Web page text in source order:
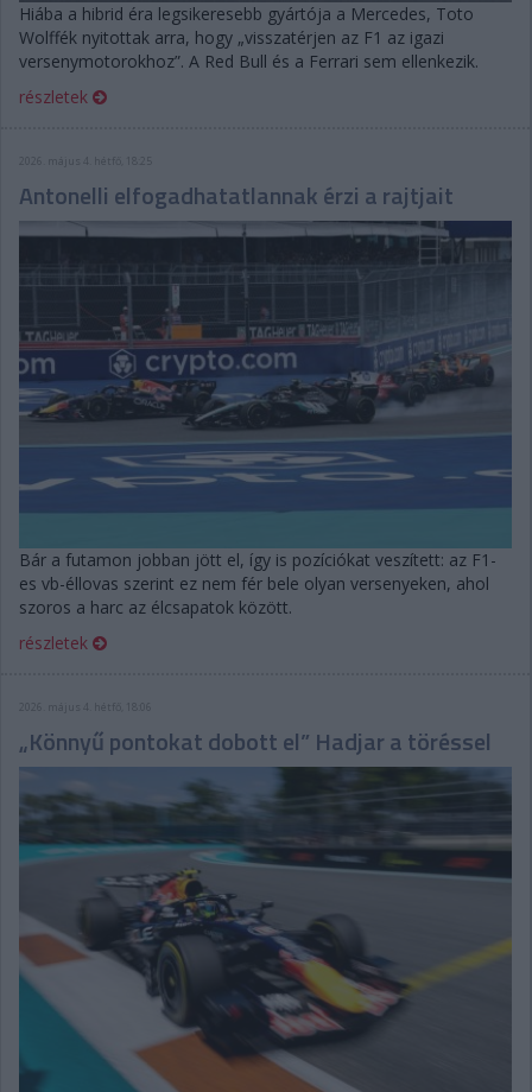
Hiába a hibrid éra legsikeresebb gyártója a Mercedes, Toto
Wolffék nyitottak arra, hogy „visszatérjen az F1 az igazi
versenymotorokhoz”. A Red Bull és a Ferrari sem ellenkezik.
részletek
2026. május 4. hétfő, 18:25
Antonelli elfogadhatatlannak érzi a rajtjait
Bár a futamon jobban jött el, így is pozíciókat veszített: az F1-
es vb-éllovas szerint ez nem fér bele olyan versenyeken, ahol
szoros a harc az élcsapatok között.
részletek
2026. május 4. hétfő, 18:06
„Könnyű pontokat dobott el” Hadjar a töréssel